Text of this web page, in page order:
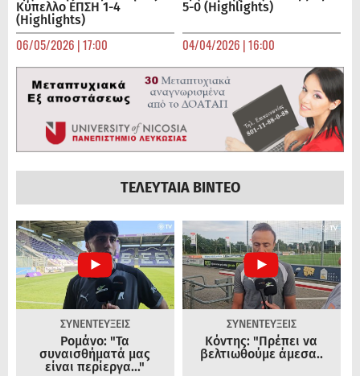
Κύπελλο ΕΠΣΗ 1-4
(Highlights)
06/05/2026 | 17:00
5-0 (Highlights)
04/04/2026 | 16:00
ΤΕΛΕΥΤΑΙΑ ΒΙΝΤΕΟ
ΣΥΝΕΝΤΕΥΞΕΙΣ
Ρομάνο: "Τα
συναισθήματά μας
είναι περίεργα..."
ΣΥΝΕΝΤΕΥΞΕΙΣ
Κόντης: "Πρέπει να
βελτιωθούμε άμεσα..